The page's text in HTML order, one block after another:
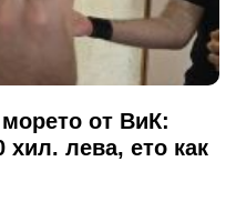
от ВиК:
лева, ето как